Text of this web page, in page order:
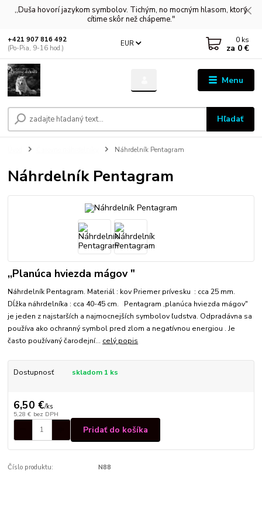
,,Duša hovorí jazykom symbolov. Tichým, no mocným hlasom, ktorý
cítime skôr než chápeme."
Menu
EUR
Hľadať
+421 907 816 492
(Po-Pia, 9-16 hod.)
0 ks
za 0 €
Náhrdelník Pentagram
Náhrdelník Pentagram
,,Planúca hviezda mágov "
Náhrdelník Pentagram. Materiál : kov Priemer prívesku : cca 25 mm.
Dĺžka náhrdelníka : cca 40-45 cm. Pentagram ,planúca hviezda mágov"
je jeden z najstarších a najmocnejších symbolov ľudstva. Odpradávna sa
používa ako ochranný symbol pred zlom a negatívnou energiou . Je
často používaný čarodejní... celý popis
Dostupnosť skladom 1 ks
6,50 €/ks
5,28 € bez DPH
Pridať do košíka
Číslo produktu: N88